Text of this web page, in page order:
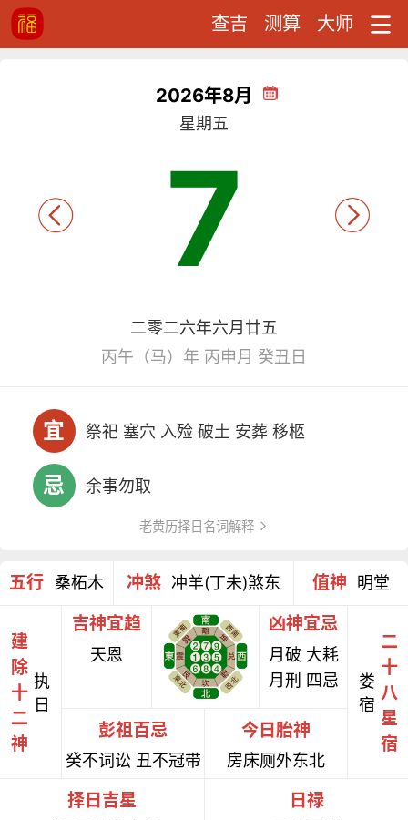
查吉 测算 大师
2026年8月
星期五
7
二零二六年六月廿五
丙午（马）年 丙申月 癸丑日
宜 祭祀 塞穴 入殓 破土 安葬 移柩
忌 余事勿取
老黄历择日名词解释
五行 桑柘木 冲煞 冲羊(丁未)煞东 值神 明堂
建
除
十
二
神
执
日
吉神宜趋
天恩
凶神宜忌
月破 大耗
月刑 四忌
彭祖百忌
癸不词讼 丑不冠带
今日胎神
房床厕外东北
娄
宿
二
十
八
星
宿
择日吉星 日禄